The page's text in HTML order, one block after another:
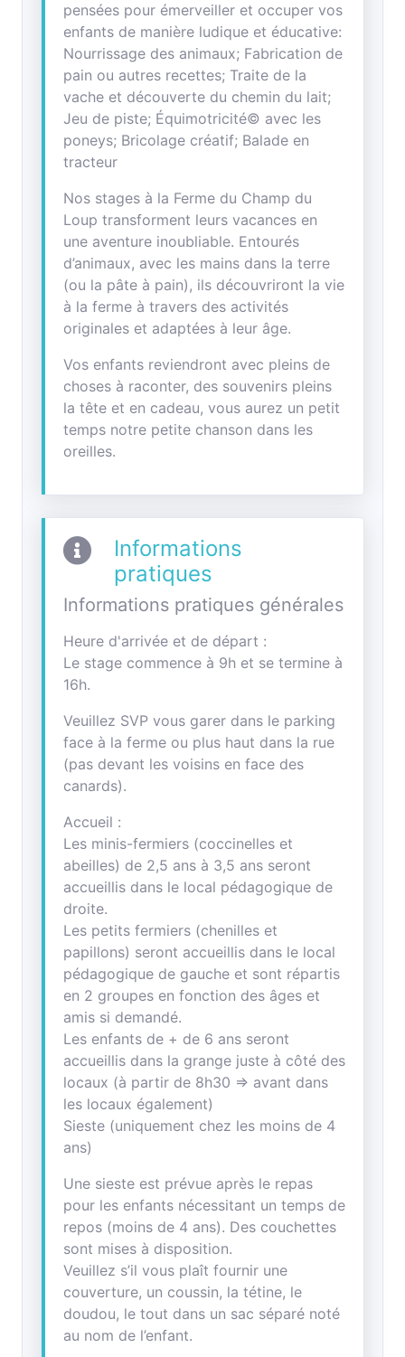
pensées pour émerveiller et occuper vos
enfants de manière ludique et éducative:
Nourrissage des animaux; Fabrication de
pain ou autres recettes; Traite de la
vache et découverte du chemin du lait;
Jeu de piste; Équimotricité© avec les
poneys; Bricolage créatif; Balade en
tracteur
Nos stages à la Ferme du Champ du
Loup transforment leurs vacances en
une aventure inoubliable. Entourés
d’animaux, avec les mains dans la terre
(ou la pâte à pain), ils découvriront la vie
à la ferme à travers des activités
originales et adaptées à leur âge.
Vos enfants reviendront avec pleins de
choses à raconter, des souvenirs pleins
la tête et en cadeau, vous aurez un petit
temps notre petite chanson dans les
oreilles.
Informations
pratiques
Informations pratiques générales
Heure d'arrivée et de départ :
Le stage commence à 9h et se termine à
16h.
Veuillez SVP vous garer dans le parking
face à la ferme ou plus haut dans la rue
(pas devant les voisins en face des
canards).
Accueil :
Les minis-fermiers (coccinelles et
abeilles) de 2,5 ans à 3,5 ans seront
accueillis dans le local pédagogique de
droite.
Les petits fermiers (chenilles et
papillons) seront accueillis dans le local
pédagogique de gauche et sont répartis
en 2 groupes en fonction des âges et
amis si demandé.
Les enfants de + de 6 ans seront
accueillis dans la grange juste à côté des
locaux (à partir de 8h30 => avant dans
les locaux également)
Sieste (uniquement chez les moins de 4
ans)
Une sieste est prévue après le repas
pour les enfants nécessitant un temps de
repos (moins de 4 ans). Des couchettes
sont mises à disposition.
Veuillez s’il vous plaît fournir une
couverture, un coussin, la tétine, le
doudou, le tout dans un sac séparé noté
au nom de l’enfant.